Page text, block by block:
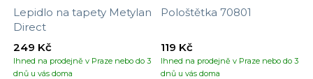
Lepidlo na tapety Metylan
Direct
Ihned na prodejně v Praze nebo do 3
dnů u vás doma
249 Kč
Pološtětka 70801
Ihned na prodejně v Praze nebo do 3
dnů u vás doma
119 Kč